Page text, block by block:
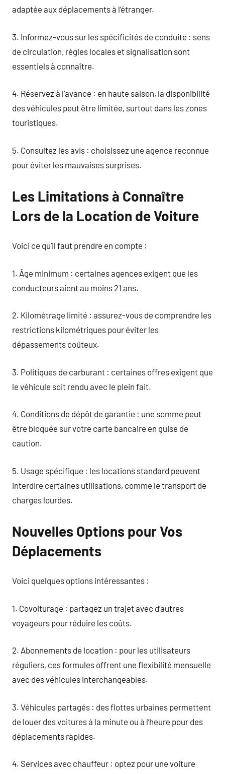
adaptée aux déplacements à l’étranger.
3. Informez-vous sur les spécificités de conduite : sens
de circulation, règles locales et signalisation sont
essentiels à connaître.
4. Réservez à l’avance : en haute saison, la disponibilité
des véhicules peut être limitée, surtout dans les zones
touristiques.
5. Consultez les avis : choisissez une agence reconnue
pour éviter les mauvaises surprises.
Les Limitations à Connaître
Lors de la Location de Voiture
Voici ce qu’il faut prendre en compte :
1. Âge minimum : certaines agences exigent que les
conducteurs aient au moins 21 ans.
2. Kilométrage limité : assurez-vous de comprendre les
restrictions kilométriques pour éviter les
dépassements coûteux.
3. Politiques de carburant : certaines offres exigent que
le véhicule soit rendu avec le plein fait.
4. Conditions de dépôt de garantie : une somme peut
être bloquée sur votre carte bancaire en guise de
caution.
5. Usage spécifique : les locations standard peuvent
interdire certaines utilisations, comme le transport de
charges lourdes.
Nouvelles Options pour Vos
Déplacements
Voici quelques options intéressantes :
1. Covoiturage : partagez un trajet avec d’autres
voyageurs pour réduire les coûts.
2. Abonnements de location : pour les utilisateurs
réguliers, ces formules offrent une flexibilité mensuelle
avec des véhicules interchangeables.
3. Véhicules partagés : des flottes urbaines permettent
de louer des voitures à la minute ou à l’heure pour des
déplacements rapides.
4. Services avec chauffeur : optez pour une voiture